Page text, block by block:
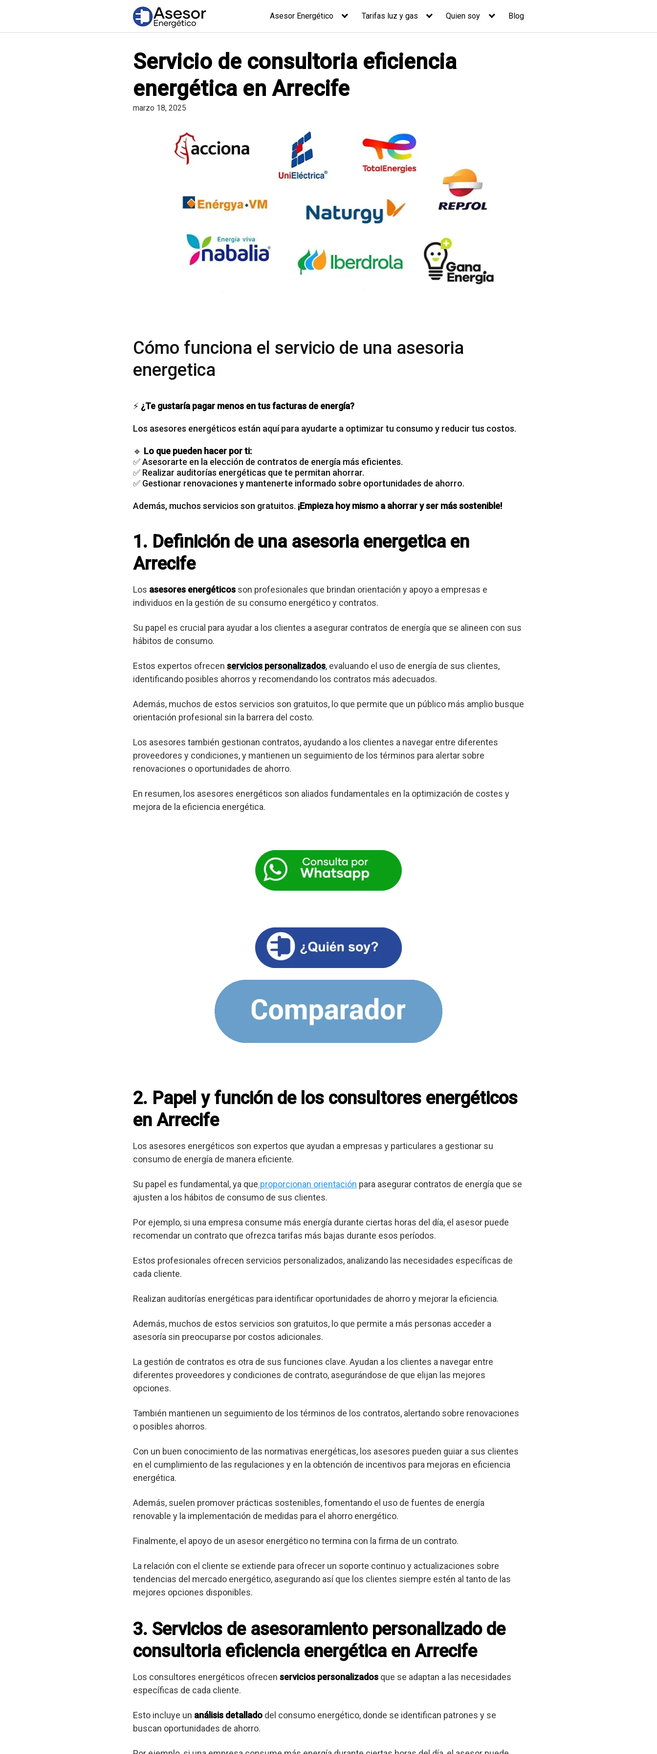
Asesor Energético Tarifas luz y gas Quien soy Blog
Servicio de consultoria eficiencia
energética en Arrecife
marzo 18, 2025
Cómo funciona el servicio de una asesoria
energetica
⚡ ¿Te gustaría pagar menos en tus facturas de energía?
Los asesores energéticos están aquí para ayudarte a optimizar tu consumo y reducir tus costos.
🔹 Lo que pueden hacer por ti:
✅ Asesorarte en la elección de contratos de energía más eficientes.
✅ Realizar auditorías energéticas que te permitan ahorrar.
✅ Gestionar renovaciones y mantenerte informado sobre oportunidades de ahorro.
Además, muchos servicios son gratuitos. ¡Empieza hoy mismo a ahorrar y ser más sostenible!
1. Definición de una asesoria energetica en
Arrecife
Los asesores energéticos son profesionales que brindan orientación y apoyo a empresas e
individuos en la gestión de su consumo energético y contratos.
Su papel es crucial para ayudar a los clientes a asegurar contratos de energía que se alineen con sus
hábitos de consumo.
Estos expertos ofrecen servicios personalizados, evaluando el uso de energía de sus clientes,
identificando posibles ahorros y recomendando los contratos más adecuados.
Además, muchos de estos servicios son gratuitos, lo que permite que un público más amplio busque
orientación profesional sin la barrera del costo.
Los asesores también gestionan contratos, ayudando a los clientes a navegar entre diferentes
proveedores y condiciones, y mantienen un seguimiento de los términos para alertar sobre
renovaciones o oportunidades de ahorro.
En resumen, los asesores energéticos son aliados fundamentales en la optimización de costes y
mejora de la eficiencia energética.
2. Papel y función de los consultores energéticos
en Arrecife
Los asesores energéticos son expertos que ayudan a empresas y particulares a gestionar su
consumo de energía de manera eficiente.
Su papel es fundamental, ya que proporcionan orientación para asegurar contratos de energía que se
ajusten a los hábitos de consumo de sus clientes.
Por ejemplo, si una empresa consume más energía durante ciertas horas del día, el asesor puede
recomendar un contrato que ofrezca tarifas más bajas durante esos períodos.
Estos profesionales ofrecen servicios personalizados, analizando las necesidades específicas de
cada cliente.
Realizan auditorías energéticas para identificar oportunidades de ahorro y mejorar la eficiencia.
Además, muchos de estos servicios son gratuitos, lo que permite a más personas acceder a
asesoría sin preocuparse por costos adicionales.
La gestión de contratos es otra de sus funciones clave. Ayudan a los clientes a navegar entre
diferentes proveedores y condiciones de contrato, asegurándose de que elijan las mejores
opciones.
También mantienen un seguimiento de los términos de los contratos, alertando sobre renovaciones
o posibles ahorros.
Con un buen conocimiento de las normativas energéticas, los asesores pueden guiar a sus clientes
en el cumplimiento de las regulaciones y en la obtención de incentivos para mejoras en eficiencia
energética.
Además, suelen promover prácticas sostenibles, fomentando el uso de fuentes de energía
renovable y la implementación de medidas para el ahorro energético.
Finalmente, el apoyo de un asesor energético no termina con la firma de un contrato.
La relación con el cliente se extiende para ofrecer un soporte continuo y actualizaciones sobre
tendencias del mercado energético, asegurando así que los clientes siempre estén al tanto de las
mejores opciones disponibles.
3. Servicios de asesoramiento personalizado de
consultoria eficiencia energética en Arrecife
Los consultores energéticos ofrecen servicios personalizados que se adaptan a las necesidades
específicas de cada cliente.
Esto incluye un análisis detallado del consumo energético, donde se identifican patrones y se
buscan oportunidades de ahorro.